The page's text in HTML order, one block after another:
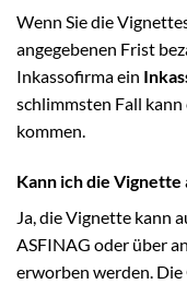
Wenn Sie die
angegebenen Frist
Inkassofirma ein
schlimmsten Fall kann
kommen.
Kann ich die
Ja, die Vignette kann
ASFINAG oder über
erworben werden.